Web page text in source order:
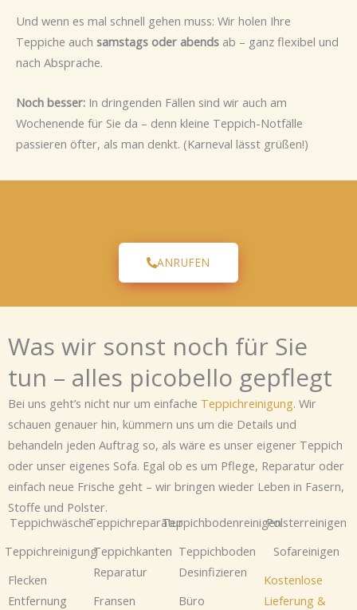
Und wenn es mal schnell gehen muss: Wir holen Ihre
Teppiche auch samstags oder abends ab – ganz flexibel und
nach Absprache.
Noch besser: In dringenden Fällen sind wir auch am
Wochenende für Sie da – denn kleine Teppich-Notfälle
passieren öfter, als man denkt. (Karneval lässt grüßen!)
ANRUFEN
Was wir sonst noch für Sie
tun – alles picobello gepflegt
Bei uns geht’s nicht nur um einfache Teppichreinigung. Wir
schauen genauer hin, kümmern uns um die Details und
behandeln jeden Auftrag so, als wäre es unser eigener Teppich
oder unser eigenes Sofa. Egal ob es um Pflege, Reparatur oder
einfach neue Frische geht – wir bringen wieder Leben in Fasern,
Stoffe und Polster.
Teppichwäsche
Teppichreinigung
Flecken
Entfernung
Teppichreparatur
Teppichkanten
Reparatur
Fransen
Teppichbodenreinigen
Teppichboden
Desinfizieren
Büro
Polsterreinigen
Sofareinigen
Kostenlose
Lieferung &